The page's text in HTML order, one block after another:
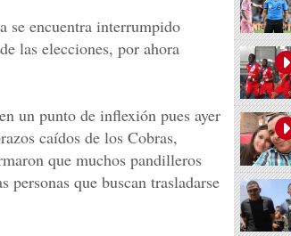
se encuentra interrumpido
las elecciones, por ahora
un punto de inflexión pues ayer
caídos de los Cobras,
que muchos pandilleros
personas que buscan trasladarse